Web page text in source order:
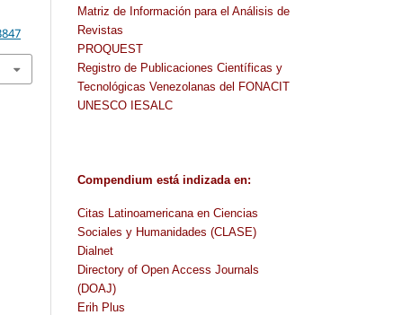
Matriz de Información para el Análisis de
Revistas
PROQUEST
Registro de Publicaciones Científicas y
Tecnológicas Venezolanas del FONACIT
UNESCO IESALC
Compendium está indizada en:
Citas Latinoamericana en Ciencias
Sociales y Humanidades (CLASE)
Dialnet
Directory of Open Access Journals
(DOAJ)
Erih Plus